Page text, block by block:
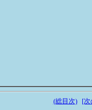
(総目次) [次